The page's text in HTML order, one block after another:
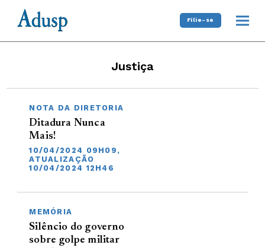
Filie-se
Justiça
NOTA DA DIRETORIA
Ditadura Nunca
Mais!
10/04/2024 09H09,
ATUALIZAÇÃO
10/04/2024 12H46
MEMÓRIA
Silêncio do governo
sobre golpe militar